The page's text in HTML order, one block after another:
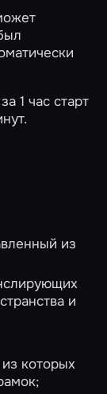
1 час старт
из
и
которых